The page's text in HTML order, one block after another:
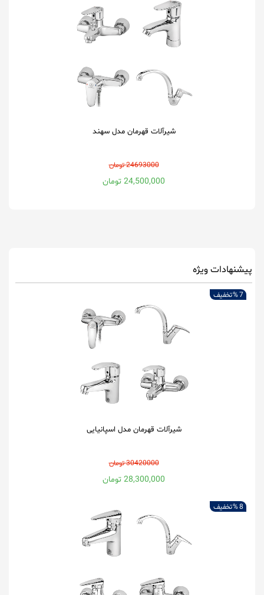
شیرآلات قهرمان مدل سهند
24693000 تومان
24,500,000 تومان
پیشنهادات ویژه
7 % تخفیف
شیرآلات قهرمان مدل اسپانیایی
30420000 تومان
28,300,000 تومان
8 % تخفیف